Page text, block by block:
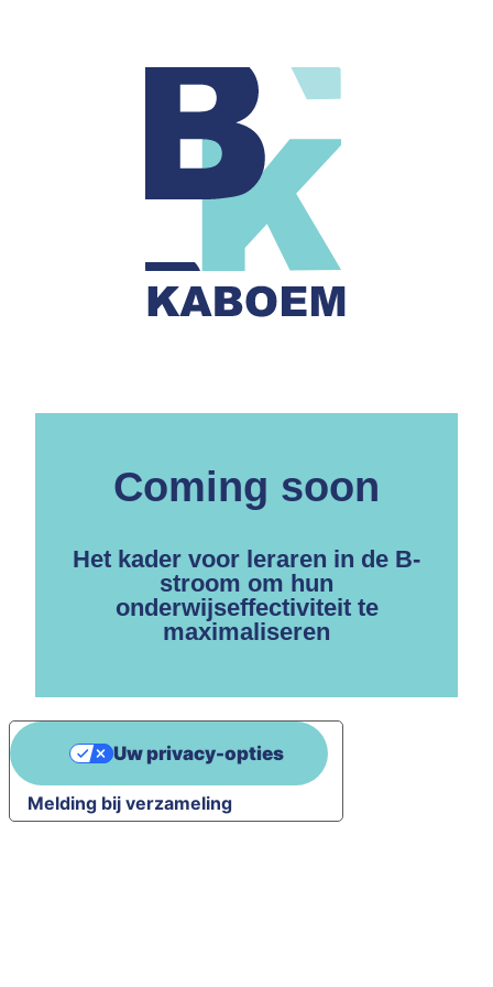
Coming soon
Het kader voor leraren in de B-
stroom om hun
onderwijseffectiviteit te
maximaliseren
Melding bij verzameling
Uw privacy-opties